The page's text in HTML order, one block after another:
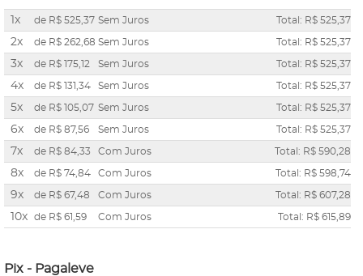
1x de R$ 525,37 Sem Juros Total: R$ 525,37
2x de R$ 262,68 Sem Juros Total: R$ 525,37
3x de R$ 175,12 Sem Juros Total: R$ 525,37
4x de R$ 131,34 Sem Juros Total: R$ 525,37
5x de R$ 105,07 Sem Juros Total: R$ 525,37
6x de R$ 87,56 Sem Juros Total: R$ 525,37
7x de R$ 84,33 Com Juros Total: R$ 590,28
8x de R$ 74,84 Com Juros Total: R$ 598,74
9x de R$ 67,48 Com Juros Total: R$ 607,28
10x de R$ 61,59 Com Juros Total: R$ 615,89
Pix - Pagaleve